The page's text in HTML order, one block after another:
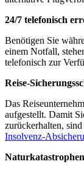
24/7 telefonisch
Benötigen Sie
einem Notfall,
telefonisch zur
Reise-
Das
aufgestellt. Damit
zurückerhalten,
Insolvenz-